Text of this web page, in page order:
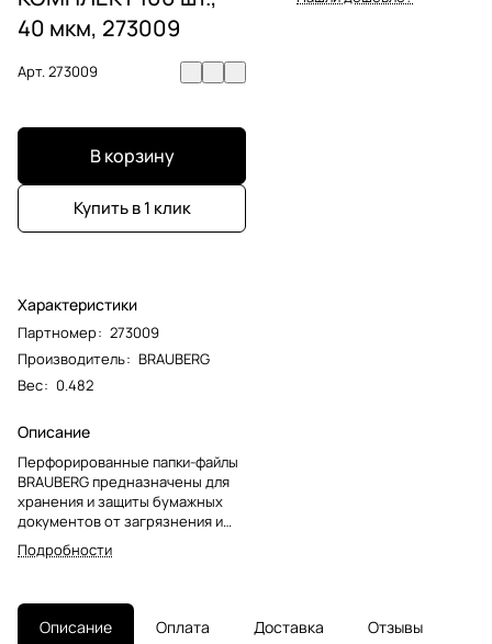
40 мкм, 273009
Арт.273009
В корзину
Купить в 1 клик
Характеристики
Партномер: 273009
Производитель: BRAUBERG
Вес: 0.482
Описание
Перфорированные папки-файлы
BRAUBERG предназначены для
хранения и защиты бумажных
документов от загрязнения и
механических
повреждений.Перфопапки
размещением и универсальной
перфорацией имеют
антибликовую поверхность и
Подробности
Описание Оплата Доставка Отзывы